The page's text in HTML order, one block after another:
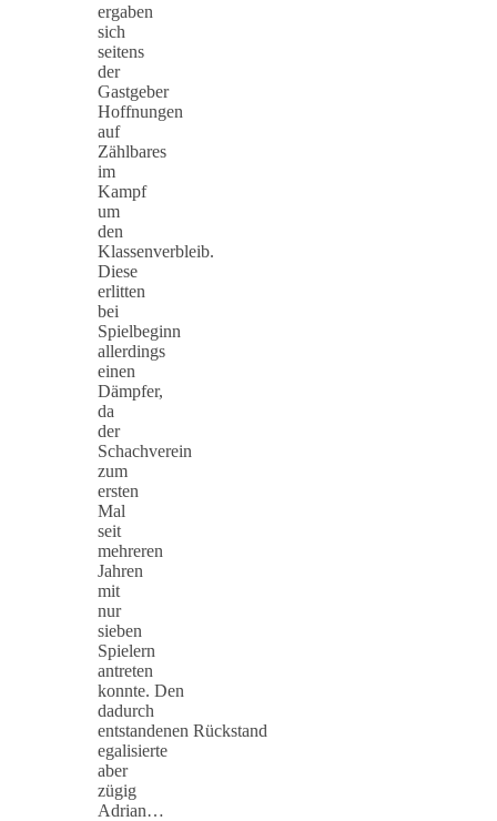
ergaben
sich
seitens
der
Gastgeber
Hoffnungen
auf
Zählbares
im
Kampf
um
den
Klassenverbleib.
Diese
erlitten
bei
Spielbeginn
allerdings
einen
Dämpfer,
da
der
Schachverein
zum
ersten
Mal
seit
mehreren
Jahren
mit
nur
sieben
Spielern
antreten
konnte. Den
dadurch
entstandenen Rückstand
egalisierte
aber
zügig
Adrian…